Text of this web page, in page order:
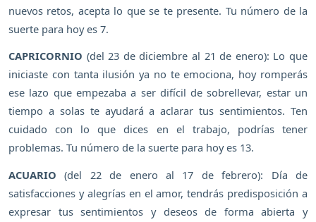
nuevos retos, acepta lo que se te presente. Tu número de la
suerte para hoy es 7.
CAPRICORNIO (del 23 de diciembre al 21 de enero): Lo que
iniciaste con tanta ilusión ya no te emociona, hoy romperás
ese lazo que empezaba a ser difícil de sobrellevar, estar un
tiempo a solas te ayudará a aclarar tus sentimientos. Ten
cuidado con lo que dices en el trabajo, podrías tener
problemas. Tu número de la suerte para hoy es 13.
ACUARIO (del 22 de enero al 17 de febrero): Día de
satisfacciones y alegrías en el amor, tendrás predisposición a
expresar tus sentimientos y deseos de forma abierta y